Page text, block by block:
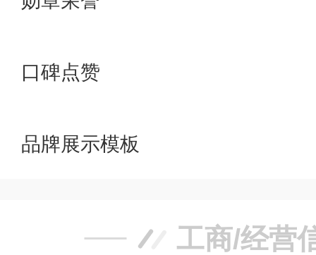
口碑点赞
品牌展示模板
工商/经营